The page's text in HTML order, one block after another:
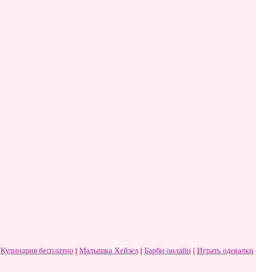
Кулинария бесплатно| Малышка Хейзел| Барби онлайн | Играть одевалки